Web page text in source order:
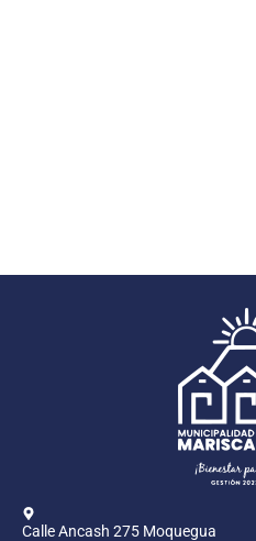
Calle Ancash 275 Moquegua